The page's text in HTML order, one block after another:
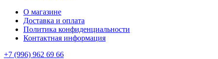
О магазине
Доставка и оплата
Политика конфиденциальности
Контактная информация
+7 (996) 962 69 66